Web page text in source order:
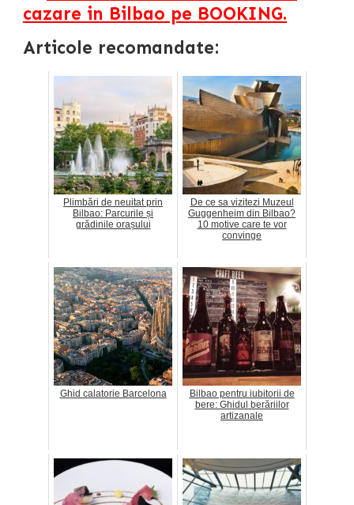
cazare in Bilbao pe BOOKING.
Articole recomandate:
Plimbări de neuitat prin
Bilbao: Parcurile și
grădinile orașului
De ce sa vizitezi Muzeul
Guggenheim din Bilbao?
10 motive care te vor
convinge
Ghid calatorie Barcelona
Bilbao pentru iubitorii de
bere: Ghidul berăriilor
artizanale